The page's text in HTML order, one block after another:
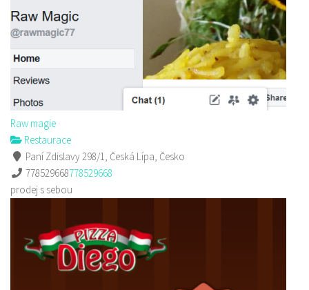
Raw magie
Restaurace
Paní Zdislavy 298/1, Česká Lípa, Česko
778529668778529668
prodej s sebou